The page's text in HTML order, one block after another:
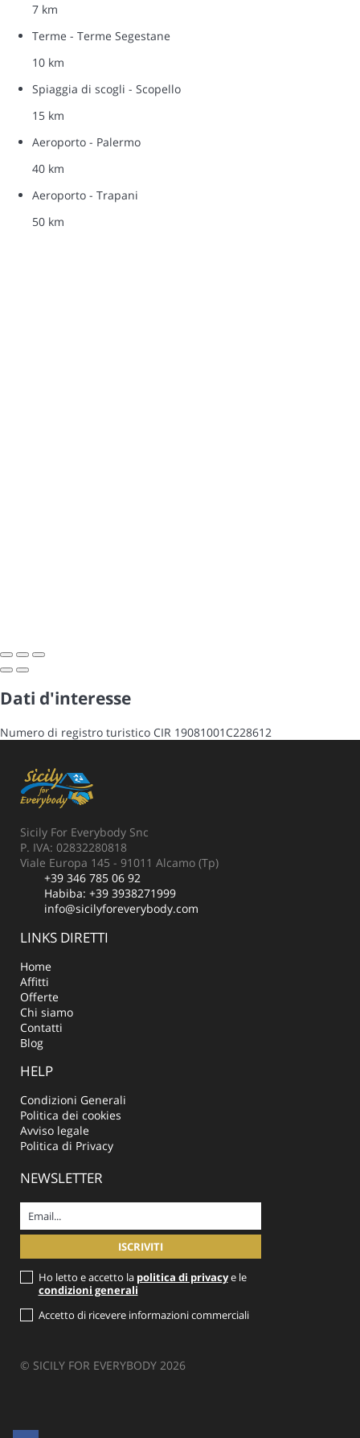
7 km
Terme - Terme Segestane
10 km
Spiaggia di scogli - Scopello
15 km
Aeroporto - Palermo
40 km
Aeroporto - Trapani
50 km
Dati d'interesse
Numero di registro turistico CIR 19081001C228612
Sicily For Everybody Snc
P. IVA: 02832280818
Viale Europa 145 - 91011 Alcamo (Tp)
+39 346 785 06 92
Habiba: +39 3938271999
info@sicilyforeverybody.com
LINKS DIRETTI
Home
Affitti
Offerte
Chi siamo
Contatti
Blog
HELP
Condizioni Generali
Politica dei cookies
Avviso legale
Politica di Privacy
NEWSLETTER
Ho letto e accetto la politica di privacye le
condizioni generali
Accetto di ricevere informazioni commerciali
© SICILY FOR EVERYBODY 2026